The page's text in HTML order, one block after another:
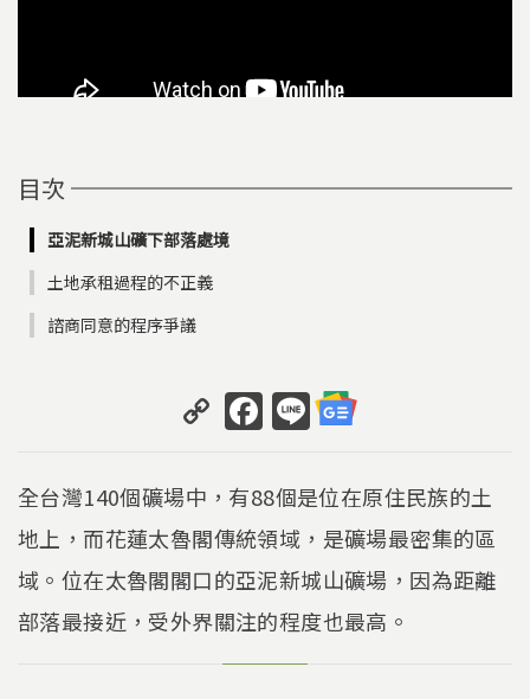
目次
亞泥新城山礦下部落處境
土地承租過程的不正義
諮商同意的程序爭議
C
o
p
y
Li
n
k
F
a
c
e
b
o
o
k
Li
n
e
全台灣140個礦場中，有88個是位在原住民族的土
地上，而花蓮太魯閣傳統領域，是礦場最密集的區
域。位在太魯閣閣口的亞泥新城山礦場，因為距離
部落最接近，受外界關注的程度也最高。